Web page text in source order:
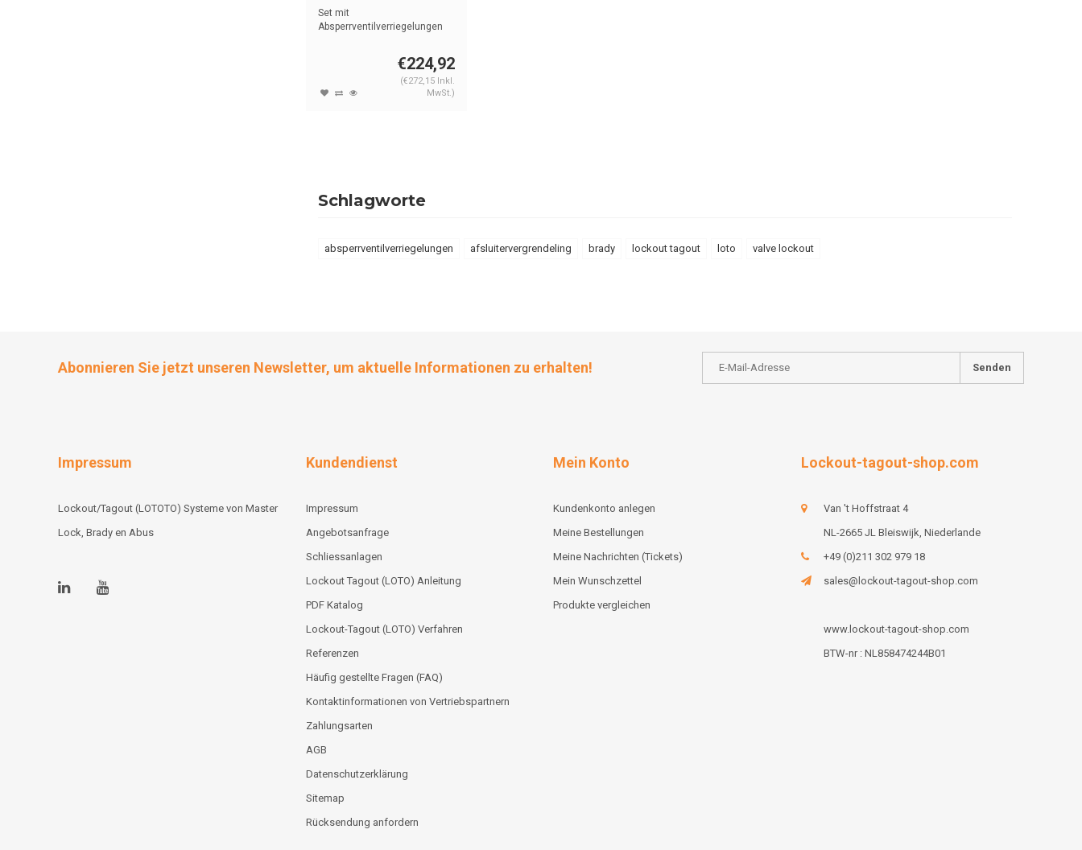
blau 196213
Set mit
Absperrventilverriegelungen
€224,92
(€272,15 Inkl.
MwSt.)
Schlagworte
absperrventilverriegelungen afsluitervergrendeling brady lockout tagout loto valve lockout
Abonnieren Sie jetzt unseren Newsletter, um aktuelle Informationen zu erhalten! Senden
Impressum
Lockout/Tagout (LOTOTO) Systeme von Master
Lock, Brady en Abus
Kundendienst
Impressum
Angebotsanfrage
Schliessanlagen
Lockout Tagout (LOTO) Anleitung
PDF Katalog
Lockout-Tagout (LOTO) Verfahren
Referenzen
Häufig gestellte Fragen (FAQ)
Kontaktinformationen von Vertriebspartnern
Zahlungsarten
AGB
Datenschutzerklärung
Sitemap
Rücksendung anfordern
Mein Konto
Kundenkonto anlegen
Meine Bestellungen
Meine Nachrichten (Tickets)
Mein Wunschzettel
Produkte vergleichen
Lockout-tagout-shop.com
Van 't Hoffstraat 4
NL-2665 JL Bleiswijk, Niederlande
+49 (0)211 302 979 18
sales@lockout-tagout-shop.com
www.lockout-tagout-shop.com
BTW-nr : NL858474244B01